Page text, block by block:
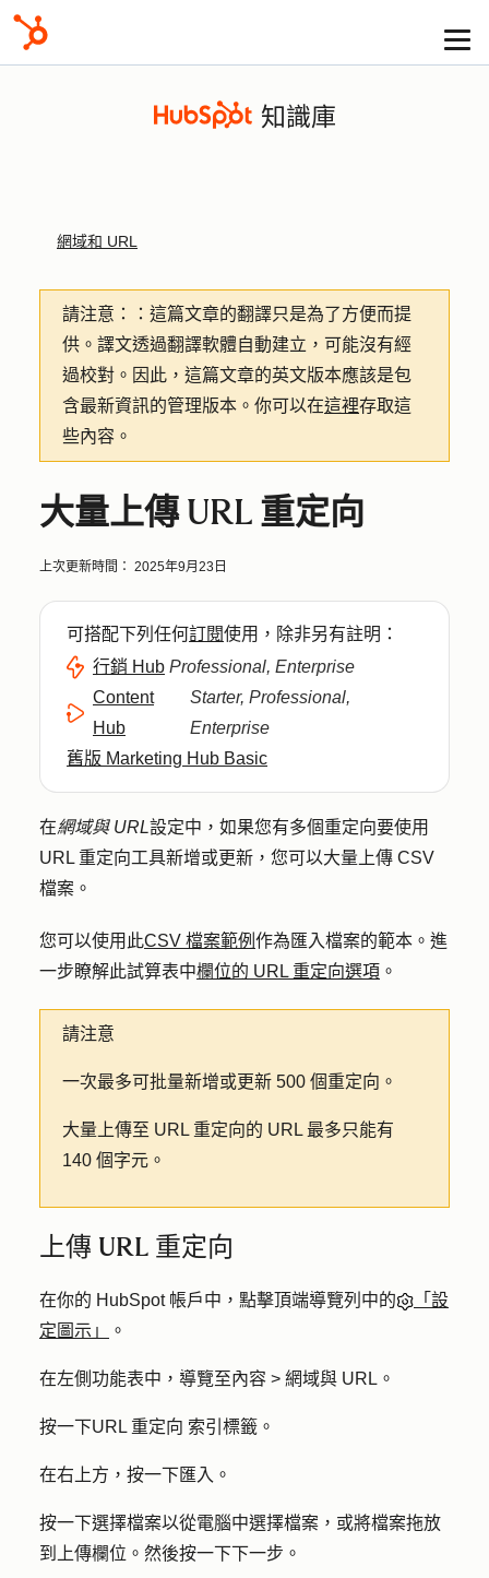
知識庫
網域和 URL
請注意：
：這篇文章的翻譯只是為了方便而提
供。譯文透過翻譯軟體自動建立，可能沒有經
過校對。因此，這篇文章的英文版本應該是包
含最新資訊的管理版本。你可以在這裡存取這
些內容。
大量上傳 URL 重定向
上次更新時間： 2025年9月23日
可搭配下列任何訂閱使用，除非另有註明：
行銷 Hub Professional, Enterprise
Content
Hub
Starter, Professional,
Enterprise
舊版 Marketing Hub Basic
在網域與 URL設定中，如果您有多個重定向要使用
URL 重定向工具新增或更新，您可以大量上傳 CSV
檔案。
您可以使用此CSV 檔案範例 作為匯入檔案的範本。進
一步瞭解此試算表中欄位的 URL 重定向選項 。
請注意
一次最多可批量新增或更新 500 個重定向。
大量上傳至 URL 重定向的 URL 最多只能有
140 個字元。
上傳 URL 重定向
在你的 HubSpot 帳戶中，點擊頂端導覽列中的
「設
定圖示」
。
在左側功能表中，導覽至內容 > 網域與 URL 。
按一下URL 重定向 索引標籤。
在右上方，按一下匯入 。
按一下選擇檔案以從電腦中選擇檔案 ，或將檔案拖放
到上傳欄位。然後按一下下一步 。